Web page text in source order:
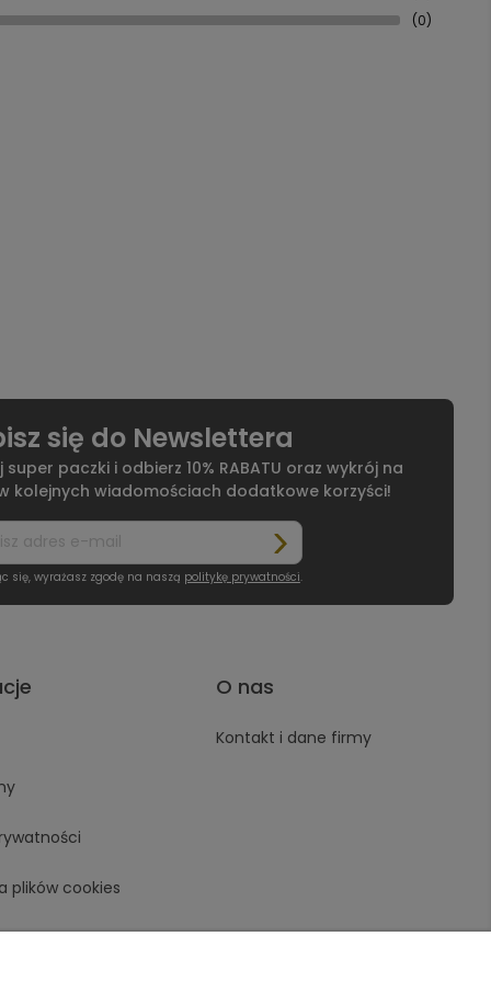
(0)
się do Newslettera
paczki i odbierz 10% RABATU oraz wykrój na
kolejnych wiadomościach dodatkowe korzyści!
się, wyrażasz zgodę na naszą politykę prywatności.
plików cookies
O nas
Kontakt i dane firmy